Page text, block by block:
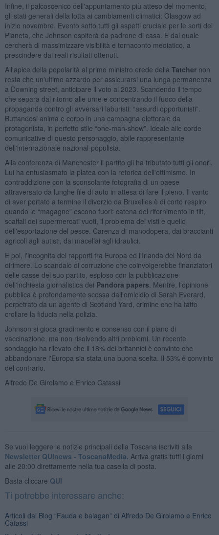
Infine, il palcoscenico dell'appuntamento più atteso del momento,
gli stati generali della lotta ai cambiamenti climatici: Glasgow ad
inizio novembre. Evento sotto tutti gli aspetti cruciale per le sorti del
Pianeta, che Johnson ospiterà da padrone di casa. E dal quale
cercherà di massimizzare visibilità e tornaconto mediatico, a
prescindere dai reali risultati ottenuti.
All'apice della popolarità al primo ministro erede della Tatchernon
resta che un'ultimo azzardo per assicurarsi una lunga permanenza
a Downing street, anticipare il voto al 2023. Scandendo il tempo
che separa dal ritorno alle urne e concentrando il fuoco della
propaganda contro gli avversari laburisti: “assurdi opportunisti”.
Buttandosi anima e corpo in una campagna elettorale da
protagonista, in perfetto stile “one-man-show”. Ideale alle corde
comunicative di questo personaggio, abile rappresentante
dell'internazionale nazional-populista.
Alla conferenza di Manchester il partito gli ha tributato tutti gli onori.
Lui ha entusiasmato la platea con la retorica dell'ottimismo. In
contraddizione con la sconsolante fotografia di un paese
attraversato da lunghe file di auto in attesa di fare il pieno. Il vanto
di aver portato a termine il divorzio da Bruxelles è di corto respiro
quando le “magagne” escono fuori: catena del rifornimento in tilt,
scaffali dei supermercati vuoti, il problema dei visti e quello
dell'esportazione del pesce. Carenza di manodopera, dai braccianti
agricoli agli autisti, dai macellai agli idraulici.
E poi, l'incognita dei rapporti tra Europa ed l'Irlanda del Nord da
dirimere. Lo scandalo di corruzione che coinvolgerebbe finanziatori
delle casse del suo partito, esploso con la pubblicazione
dell'inchiesta giornalistica dei Pandora papers . Mentre, l'opinione
pubblica è profondamente scossa dall'omicidio di Sarah Everard,
perpetrato da un agente di Scotland Yard, crimine che ha fatto
crollare la fiducia nella polizia.
Johnson si gioca gradimento e consenso con il piano di
vaccinazione, ma non risolvendo altri problemi. Un recente
sondaggio ha rilevato che il 18% dei britannici è convinto che
abbandonare l'Europa sia stata una buona scelta. Il 53% è convinto
del contrario.
Alfredo De Girolamo e Enrico Catassi
Se vuoi leggere le notizie principali della Toscana iscriviti alla
Newsletter QUInews - ToscanaMedia. Arriva gratis tutti i giorni
alle 20:00 direttamente nella tua casella di posta.
Basta cliccare QUI
Ti potrebbe interessare anche:
Articoli dal Blog “Fauda e balagan” di Alfredo De Girolamo e Enrico
Catassi